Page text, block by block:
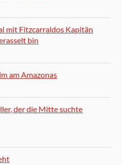
mit Fitzcarraldos Kapitän
bin
am Amazonas
der die Mitte suchte